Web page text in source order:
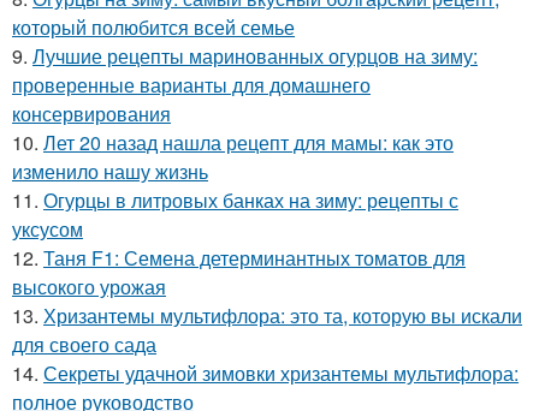
который полюбится всей семье
9. Лучшие рецепты маринованных огурцов на зиму:
проверенные варианты для домашнего
консервирования
10. Лет 20 назад нашла рецепт для мамы: как это
изменило нашу жизнь
11. Огурцы в литровых банках на зиму: рецепты с
уксусом
12. Таня F1: Семена детерминантных томатов для
высокого урожая
13. Хризантемы мультифлора: это та, которую вы искали
для своего сада
14. Секреты удачной зимовки хризантемы мультифлора:
полное руководство